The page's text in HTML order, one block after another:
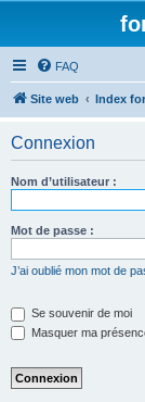
FAQ
Site web Index
Connexion
Nom d’utilisateur :
Mot de passe :
J’ai oublié mon mot de
Se souvenir de moi
Masquer ma